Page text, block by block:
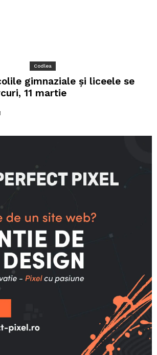
Codlea
gimnaziale și liceele se
11 martie